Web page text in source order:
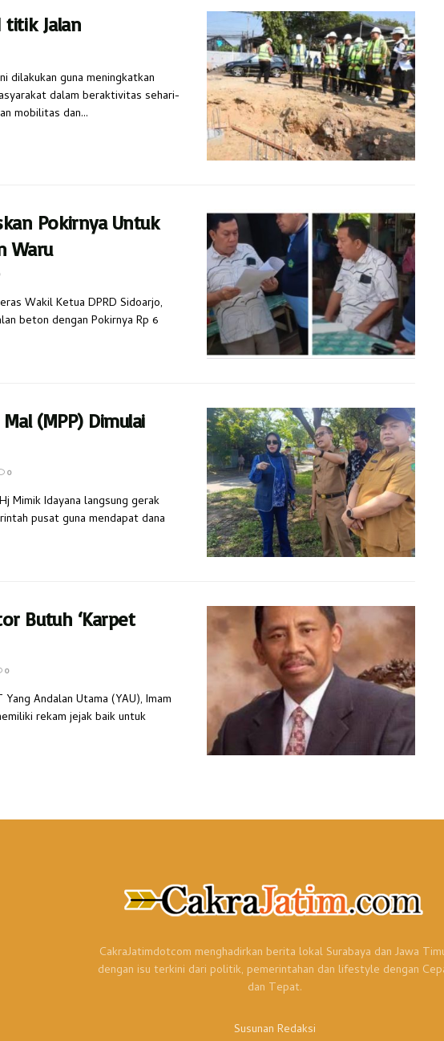
titik Jalan
dilakukan guna meningkatkan
dalam beraktivitas sehari-
mobilitas dan...
Pokirnya Untuk
Waru
Wakil Ketua DPRD Sidoarjo,
beton dengan Pokirnya Rp 6
(MPP) Dimulai
0
Mimik Idayana langsung gerak
pusat guna mendapat dana
Butuh ‘Karpet
0
Andalan Utama (YAU), Imam
rekam jejak baik untuk
CakraJatimdotcom menghadirkan berita lokal Surabaya dan Jawa
dengan isu terkini dari politik, pemerintahan dan lifestyle dengan
dan Tepat.
Susunan Redaksi